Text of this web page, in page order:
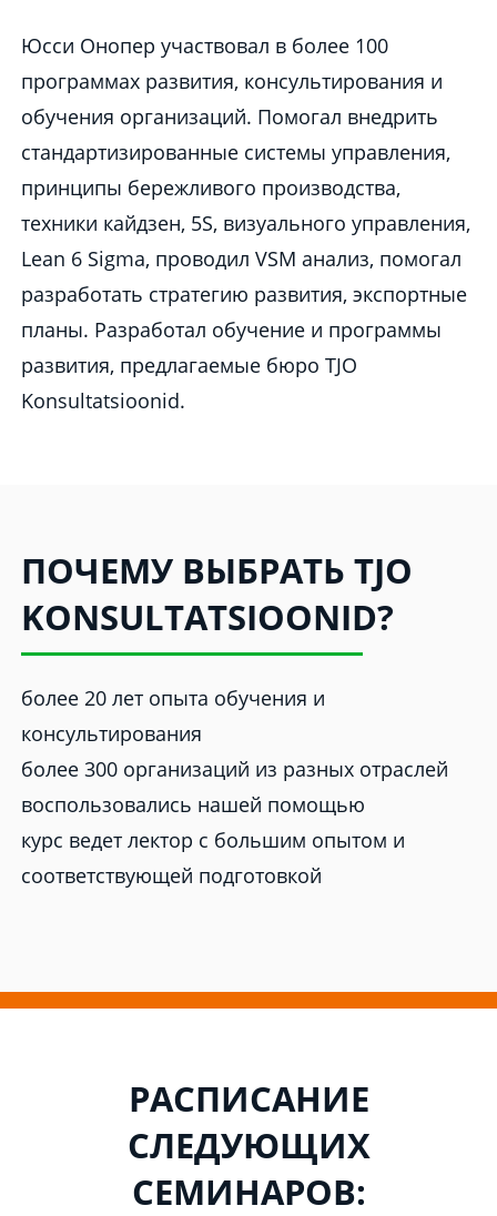
Юсси Онопер yчаствовал в более 100
программах развития, консультирования и
обучения организаций. Помогал внедрить
стандартизированные системы управления,
принципы бережливого производства,
техники кайдзен, 5S, визуального управления,
Lean 6 Sigma, проводил VSM анализ, помогал
разработать стратегию развития, экспортные
планы. Разработал обучение и программы
развития, предлагаемые бюро TJO
Konsultatsioonid.
ПОЧЕМУ ВЫБРАТЬ TJO
KONSULTATSIOONID?
более 20 лет опыта обучения и
консультирования
более 300 организаций из разных отраслей
воспользовались нашей помощью
курс ведет лектор с большим опытом и
соответствующей подготовкой
РАСПИСАНИЕ
СЛЕДУЮЩИХ
СЕМИНАРОВ: